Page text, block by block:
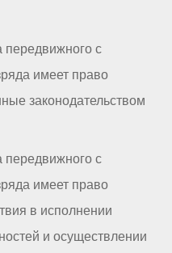
с
имеет право
законодательством
с
имеет право
в исполнении
и осуществлении